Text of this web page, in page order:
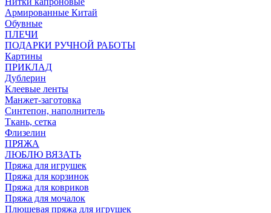
Армированные Китай
Обувные
ПЛЕЧИ
ПОДАРКИ РУЧНОЙ РАБОТЫ
Картины
ПРИКЛАД
Дублерин
Клеевые ленты
Манжет-заготовка
Синтепон, наполнитель
Ткань, сетка
Флизелин
ПРЯЖА
ЛЮБЛЮ ВЯЗАТЬ
Пряжа для игрушек
Пряжа для корзинок
Пряжа для ковриков
Пряжа для мочалок
Плюшевая пряжа для игрушек